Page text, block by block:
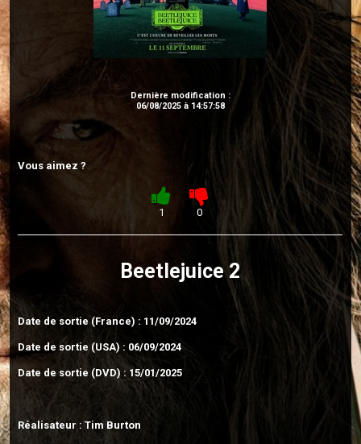
Dernière modification :
06/08/2025 à 14:57:58
Vous aimez ?
1 0
Beetlejuice 2
Date de sortie (France) : 11/09/2024
Date de sortie (USA) : 06/09/2024
Date de sortie (DVD) : 15/01/2025
Réalisateur : Tim Burton